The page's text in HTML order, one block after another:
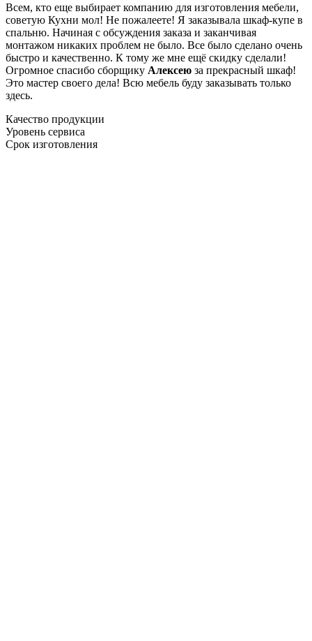
Всем, кто еще выбирает компанию для изготовления мебели,
советую Кухни мол! Не пожалеете! Я заказывала шкаф-купе в
спальню. Начиная с обсуждения заказа и заканчивая
монтажом никаких проблем не было. Все было сделано очень
быстро и качественно. К тому же мне ещё скидку сделали!
Огромное спасибо сборщику Алексею за прекрасный шкаф!
Это мастер своего дела! Всю мебель буду заказывать только
здесь.
Качество продукции
Уровень сервиса
Срок изготовления